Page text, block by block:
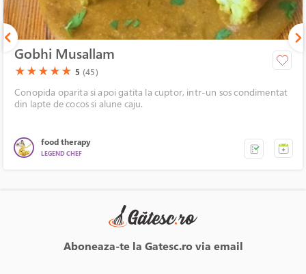
Gobhi Musallam
(*)
★(*)
★(*)
★(*)
★(*)
★ 5 (45)
Conopida oparita si apoi gatita la cuptor, intr-un sos condimentat
din lapte de cocos si alune caju.
food therapy
LEGEND CHEF
Aboneaza-te la Gatesc.ro via email